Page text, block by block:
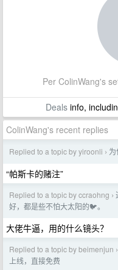
Per ColinWang's
Dealsinfo,
ColinWang's recent replies
Replied to a topic by yiroonli ›
“帕斯卡的赌注”
Replied to a topic by ccraohng ›
好，都是些不怕大太阳的🐦。
大佬牛逼，用的什么镜头？
Replied to a topic by beimenjun ›
上线，直接免费